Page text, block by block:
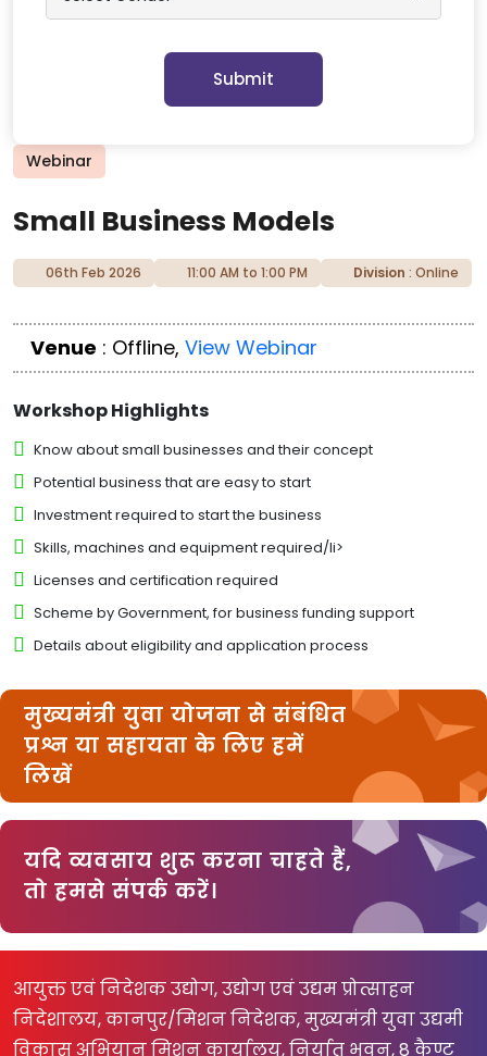
Webinar
Small Business Models
06th Feb 2026 11:00 AM to 1:00 PM Division : Online
Venue : Offline, View Webinar
Workshop Highlights
Know about small businesses and their concept
Potential business that are easy to start
Investment required to start the business
Skills, machines and equipment required/li>
Licenses and certification required
Scheme by Government, for business funding support
Details about eligibility and application process
Submit
मुख्यमंत्री युवा योजना से संबंधित
प्रश्न या सहायता के लिए हमें
लिखें
यदि व्यवसाय शुरू करना चाहते हैं,
तो हमसे संपर्क करें।
आयुक्त एवं निदेशक उद्योग, उद्योग एवं उद्यम प्रोत्साहन
निदेशालय, कानपुर/मिशन निदेशक, मुख्यमंत्री युवा उद्यमी
विकास अभियान मिशन कार्यालय, निर्यात भवन, 8 कैण्ट